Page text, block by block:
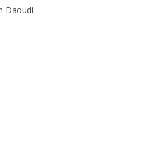
Daoudi